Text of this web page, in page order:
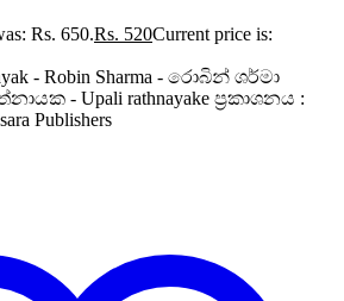
Rs. 650.Rs. 520Current price is:
- Robin Sharma - රොබින් ශර්මා
- Upali rathnayake ප්‍රකාශනය :
Publishers